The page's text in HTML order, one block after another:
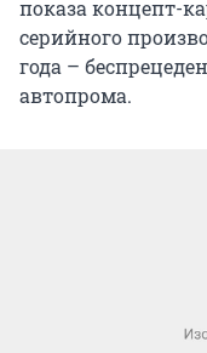
показа концепт-
серийного
года –
автопрома.